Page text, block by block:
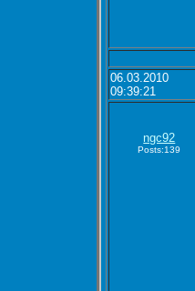
06.03.2010
09:39:21
ngc92
Posts:139